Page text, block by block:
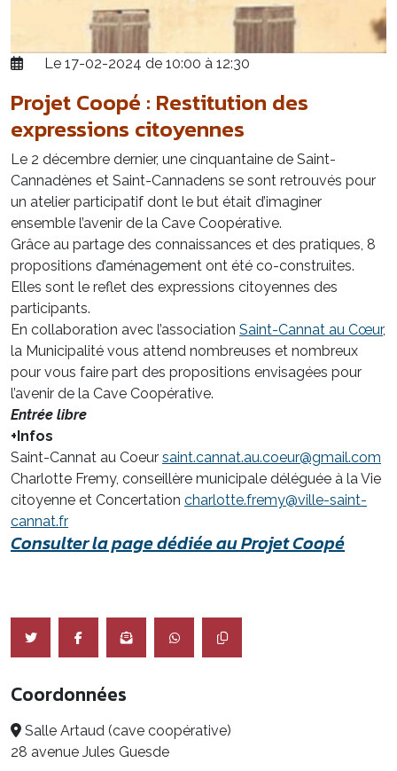
Le 17-02-2024 de 10:00 à 12:30
Projet Coopé : Restitution des
expressions citoyennes
Le 2 décembre dernier, une cinquantaine de Saint-
Cannadènes et Saint-Cannadens se sont retrouvés pour
un atelier participatif dont le but était d’imaginer
ensemble l’avenir de la Cave Coopérative.
Grâce au partage des connaissances et des pratiques, 8
propositions d’aménagement ont été co-construites.
Elles sont le reflet des expressions citoyennes des
participants.
En collaboration avec l’association Saint-Cannat au Cœur,
la Municipalité vous attend nombreuses et nombreux
pour vous faire part des propositions envisagées pour
l’avenir de la Cave Coopérative.
Entrée libre
+Infos
Saint-Cannat au Coeur saint.cannat.au.coeur@gmail.com
Charlotte Fremy, conseillère municipale déléguée à la Vie
citoyenne et Concertation charlotte.fremy@ville-saint-
cannat.fr
Consulter la page dédiée au Projet Coopé
Coordonnées
Salle Artaud (cave coopérative)
28 avenue Jules Guesde